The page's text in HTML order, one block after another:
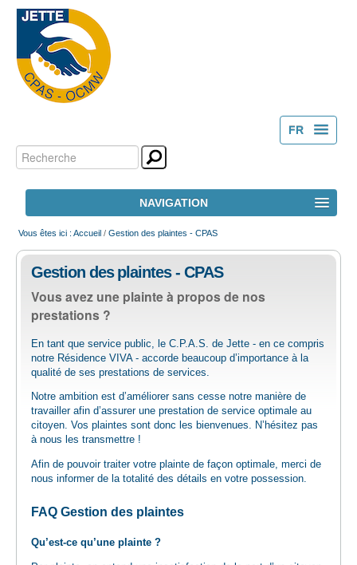
FR
Outils
personnels
Chercher par
Recherche
NAVIGATION
ACCUEIL
LE CPAS
ACTION SOCIALE
EMPLOI
AIDE ALIMENTAIRE
SENIORS
CULTURE ET JEUNESSE
Vous êtes ici : Accueil / Gestion des plaintes - CPAS
Gestion des plaintes - CPAS
Vous avez une plainte à propos de nos
prestations ?
En tant que service public, le C.P.A.S. de Jette - en ce compris
notre Résidence VIVA - accorde beaucoup d’importance à la
qualité de ses prestations de services.
Notre ambition est d’améliorer sans cesse notre manière de
travailler afin d’assurer une prestation de service optimale au
citoyen. Vos plaintes sont donc les bienvenues. N’hésitez pas
à nous les transmettre !
Afin de pouvoir traiter votre plainte de façon optimale, merci de
nous informer de la totalité des détails en votre possession.
FAQ Gestion des plaintes
Qu’est-ce qu’une plainte ?